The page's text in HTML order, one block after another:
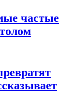
частые